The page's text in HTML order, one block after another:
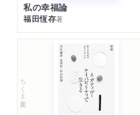
私の幸福論
福田恆存著
ちくま文庫